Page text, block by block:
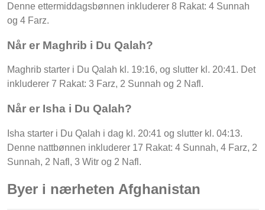
Denne ettermiddagsbønnen inkluderer 8 Rakat: 4 Sunnah
og 4 Farz.
Når er Maghrib i Du Qalah?
Maghrib starter i Du Qalah kl. 19:16, og slutter kl. 20:41. Det
inkluderer 7 Rakat: 3 Farz, 2 Sunnah og 2 Nafl.
Når er Isha i Du Qalah?
Isha starter i Du Qalah i dag kl. 20:41 og slutter kl. 04:13.
Denne nattbønnen inkluderer 17 Rakat: 4 Sunnah, 4 Farz, 2
Sunnah, 2 Nafl, 3 Witr og 2 Nafl.
Byer i nærheten Afghanistan